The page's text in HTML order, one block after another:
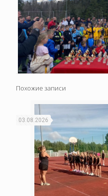
Похожие записи
03.08.2026